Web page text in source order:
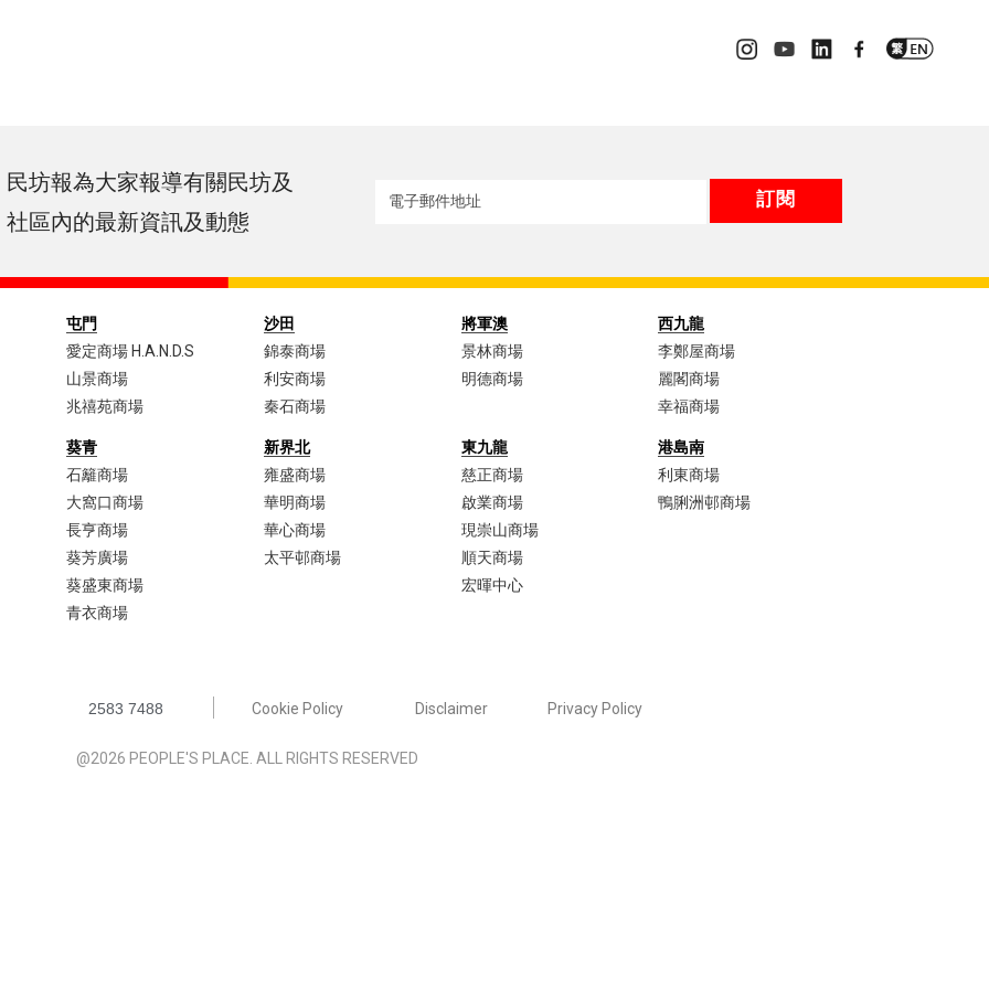
民坊報為大家報導有關民坊及
社區內的最新資訊及動態
屯門
愛定商場 H.A.N.D.S
山景商場
兆禧苑商場
沙田
錦泰商場
利安商場
秦石商場
將軍澳
景林商場
明德商場
西九龍
李鄭屋商場​
麗閣商場
幸福商場
葵青
石籬商場
大窩口商場​
長亨商場
葵芳廣場
葵盛東商場
青衣商場​
新界北
雍盛商場
華明商場
華心商場
太平邨商場
東九龍
慈正商場​
啟業商場​
現崇山商場​
順天商場​
宏暉中心
港島南
利東商場
鴨脷洲邨商場
2583 7488 Cookie Policy Disclaimer Privacy Policy
@2026 PEOPLE'S PLACE. ALL RIGHTS RESERVED